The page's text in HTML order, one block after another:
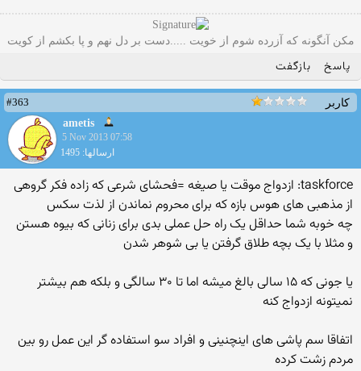
مکن آنگونه که آزرده شوم از خویت .....دست بر دل نهم و پا بکشم از کویت
پاسخ بازگفت
کاربر
#363
ametis
5 Nov 2013 07:58
ارسالها: 1495
taskforce: ازدواج موقت یا صیغه =فحشای شرعی که زاده فکر گروهی
از مذهبی های هوس بازه که برای محروم نماندن از لذت سکس
چه خوبه شما حداقل یک راه حل عملی بدی برای زنانی که بیوه هستن
و مثلا با یک بچه طلاق گرفتن یا بی شوهر شدن
یا جونی که ۱۵ سالی بالغ میشه اما تا ۳۰ سالگی و بلکه هم بیشتر
نمیتونه ازدواج کنه
اتفاقا سم پاشی های اینچنینی و افراد سو استفاده گر این عمل رو بین
مردم زشت کرده